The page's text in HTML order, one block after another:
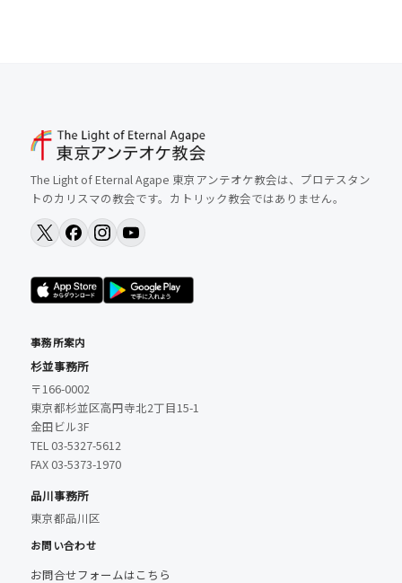
The Light of Eternal Agape 東京アンテオケ教会は、プロテスタン
トのカリスマの教会です。カトリック教会ではありません。
事務所案内
杉並事務所
〒166-0002
東京都杉並区高円寺北2丁目15-1
金田ビル3F
TEL 03-5327-5612
FAX 03-5373-1970
品川事務所
東京都品川区
お問い合わせ
お問合せフォームはこちら